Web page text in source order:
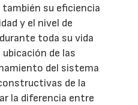
su eficiencia
y el nivel de
toda su vida
de las
del sistema
de la
la diferencia entre